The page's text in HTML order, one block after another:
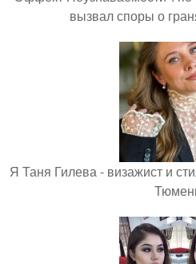
вызвал споры о
Я Таня Гилева - визажист и